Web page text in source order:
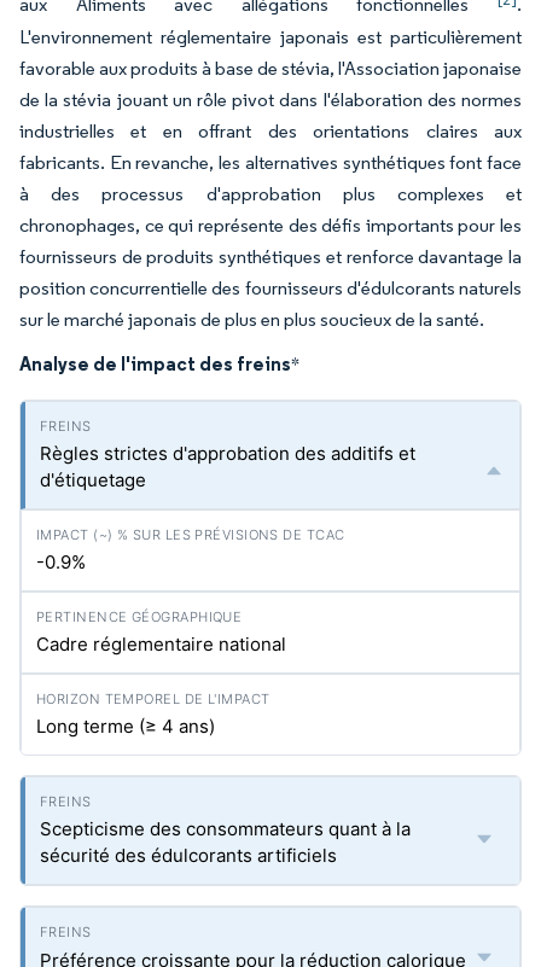
L'environnement réglementaire japonais est particulièrement
favorable aux produits à base de stévia, l'Association japonaise
de la stévia jouant un rôle pivot dans l'élaboration des normes
industrielles et en offrant des orientations claires aux
fabricants. En revanche, les alternatives synthétiques font face
à des processus d'approbation plus complexes et
chronophages, ce qui représente des défis importants pour les
fournisseurs de produits synthétiques et renforce davantage la
position concurrentielle des fournisseurs d'édulcorants naturels
sur le marché japonais de plus en plus soucieux de la santé.
Analyse de l'impact des freins*
Règles strictes d'approbation des additifs et
d'étiquetage
-0.9%
Cadre réglementaire national
Long terme (≥ 4 ans)
Scepticisme des consommateurs quant à la
sécurité des édulcorants artificiels
Préférence croissante pour la réduction calorique